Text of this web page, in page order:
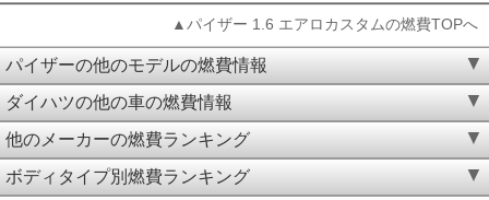
▲パイザー 1.6 エアロカスタムの燃費TOPへ
パイザーの他のモデルの燃費情報
ダイハツの他の車の燃費情報
他のメーカーの燃費ランキング
ボディタイプ別燃費ランキング